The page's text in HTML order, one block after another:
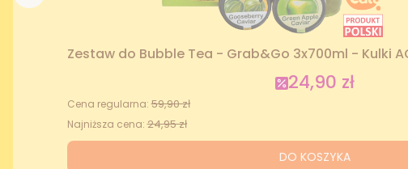
Zestaw do Bubble Tea - Grab&Go 3x700ml - Kulki
Cena promocyjna
24,90 zł
Cena regularna: 59,90 zł
Najniższa cena: 24,95 zł
DO KOSZYKA